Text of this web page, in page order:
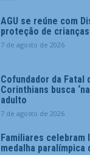
AGU se reúne com
proteção de
7 de agosto de 2026
Cofundador da Fatal
Corinthians busca
adulto
7 de agosto de 2026
Familiares celebram
medalha paralímpica